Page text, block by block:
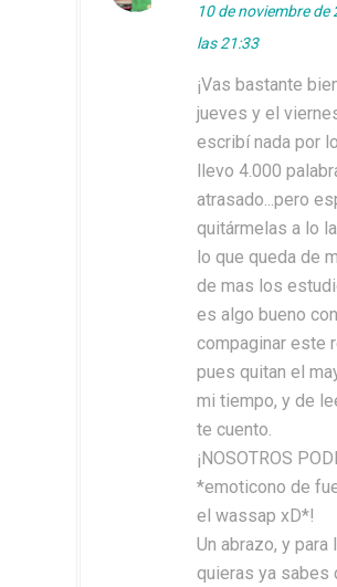
10 de noviembre de
las 21:33
¡Vas bastante
jueves y el
escribí nada por
llevo 4.000
atrasado...pero
quitármelas a lo
lo que queda de
de mas los
es algo bueno
compaginar este
pues quitan el
mi tiempo, y de
te cuento.
¡NOSOTROS
*emoticono de
el wassap xD*!
Un abrazo, y para
quieras ya sabes